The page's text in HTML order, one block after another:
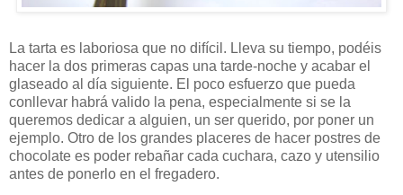
La tarta es laboriosa que no difícil. Lleva su tiempo, podéis
hacer la dos primeras capas una tarde-noche y acabar el
glaseado al día siguiente. El poco esfuerzo que pueda
conllevar habrá valido la pena, especialmente si se la
queremos dedicar a alguien, un ser querido, por poner un
ejemplo. Otro de los grandes placeres de hacer postres de
chocolate es poder rebañar cada cuchara, cazo y utensilio
antes de ponerlo en el fregadero.